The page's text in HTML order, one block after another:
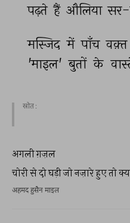
पढ़ते हैं औलिया
मस्जिद में पाँच वक़्त
'माइल' बुतों के
स्रोत :
अगली ग़ज़ल
चोरी से दो घड़ी जो नज़ारे हुए तो
अहमद हुसैन माइल